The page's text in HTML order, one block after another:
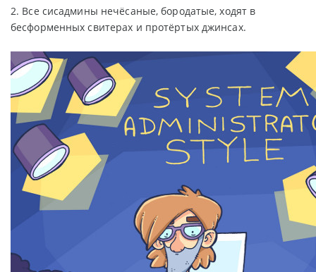
2. Все сисадмины нечёсаные, бородатые, ходят в
бесформенных свитерах и протёртых джинсах.